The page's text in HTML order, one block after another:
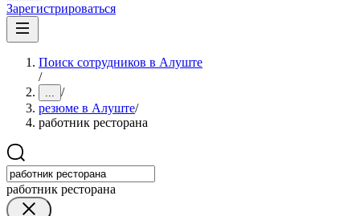
Зарегистрироваться
Поиск сотрудников в Алуште
/
... /
резюме в Алуште/
работник ресторана
работник ресторана